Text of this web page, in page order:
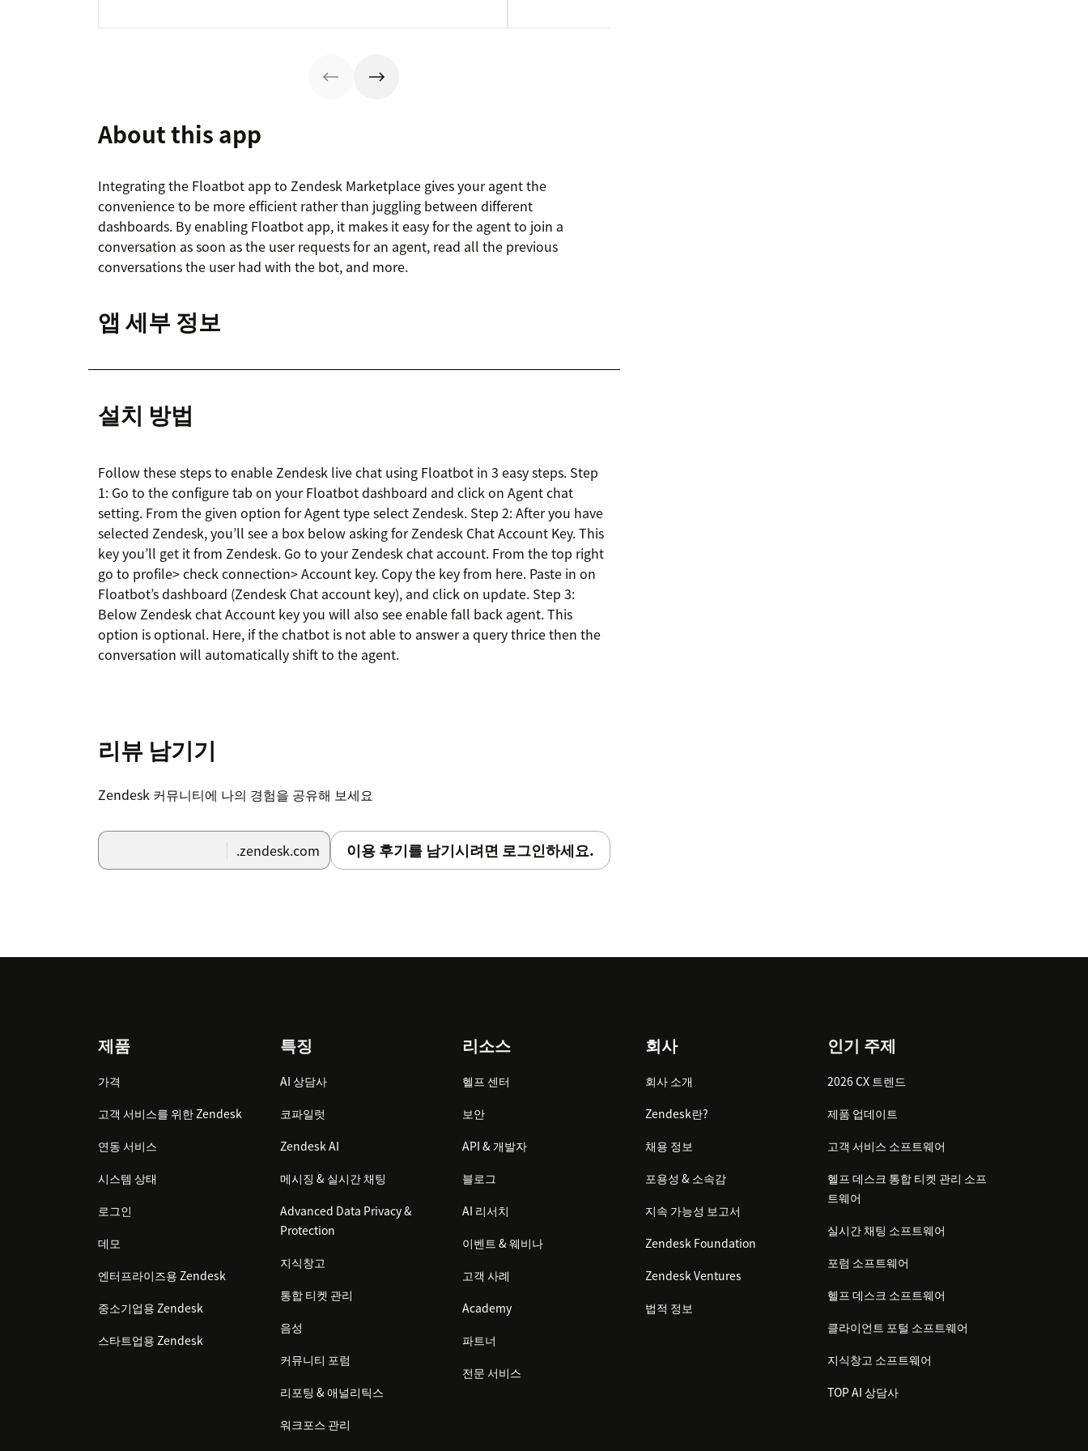
About this app
Integrating the Floatbot app to Zendesk Marketplace gives your agent the
convenience to be more efficient rather than juggling between different
dashboards. By enabling Floatbot app, it makes it easy for the agent to join a
conversation as soon as the user requests for an agent, read all the previous
conversations the user had with the bot, and more.
앱 세부 정보
설치 방법
Follow these steps to enable Zendesk live chat using Floatbot in 3 easy steps. Step
1: Go to the configure tab on your Floatbot dashboard and click on Agent chat
setting. From the given option for Agent type select Zendesk. Step 2: After you have
selected Zendesk, you’ll see a box below asking for Zendesk Chat Account Key. This
key you’ll get it from Zendesk. Go to your Zendesk chat account. From the top right
go to profile> check connection> Account key. Copy the key from here. Paste in on
Floatbot’s dashboard (Zendesk Chat account key), and click on update. Step 3:
Below Zendesk chat Account key you will also see enable fall back agent. This
option is optional. Here, if the chatbot is not able to answer a query thrice then the
conversation will automatically shift to the agent.
리뷰 남기기
Zendesk 커뮤니티에 나의 경험을 공유해 보세요
.zendesk.com 이용 후기를 남기시려면 로그인하세요.
제품
가격
고객 서비스를 위한 Zendesk
연동 서비스
시스템 상태
로그인
데모
엔터프라이즈용 Zendesk
중소기업용 Zendesk
스타트업용 Zendesk
특징
AI 상담사
코파일럿
Zendesk AI
메시징 & 실시간 채팅
Advanced Data Privacy &
Protection
지식창고
통합 티켓 관리
음성
커뮤니티 포럼
리포팅 & 애널리틱스
워크포스 관리
리소스
헬프 센터
보안
API & 개발자
블로그
AI 리서치
이벤트 & 웨비나
고객 사례
Academy
파트너
전문 서비스
회사
회사 소개
Zendesk란?
채용 정보
포용성 & 소속감
지속 가능성 보고서
Zendesk Foundation
Zendesk Ventures
법적 정보
인기 주제
2026 CX 트렌드
제품 업데이트
고객 서비스 소프트웨어
헬프 데스크 통합 티켓 관리 소프
트웨어
실시간 채팅 소프트웨어
포럼 소프트웨어
헬프 데스크 소프트웨어
클라이언트 포털 소프트웨어
지식창고 소프트웨어
TOP AI 상담사